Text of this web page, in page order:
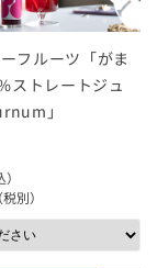
フルーツ「がま
ストレートジュ
」
（税別）